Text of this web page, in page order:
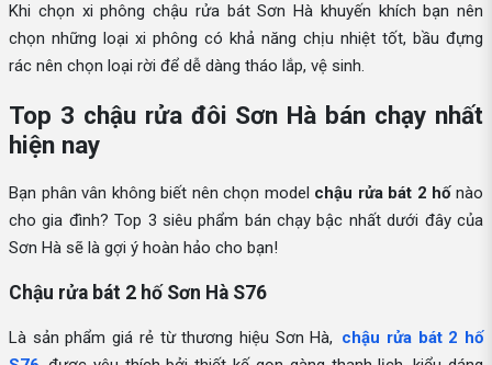
Khi chọn xi phông chậu rửa bát Sơn Hà khuyến khích bạn nên
chọn những loại xi phông có khả năng chịu nhiệt tốt, bầu đựng
rác nên chọn loại rời để dễ dàng tháo lắp, vệ sinh.
Top 3 chậu rửa đôi Sơn Hà bán chạy nhất
hiện nay
Bạn phân vân không biết nên chọn model chậu rửa bát 2 hố nào
cho gia đình? Top 3 siêu phẩm bán chạy bậc nhất dưới đây của
Sơn Hà sẽ là gợi ý hoàn hảo cho bạn!
Chậu rửa bát 2 hố Sơn Hà S76
Là sản phẩm giá rẻ từ thương hiệu Sơn Hà, chậu rửa bát 2 hố